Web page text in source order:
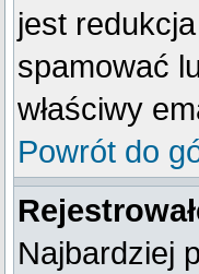
jest
spamować
właściwy
Powrót do
Najbardziej